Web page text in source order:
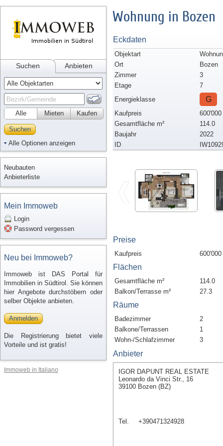
Suchen Anbieten
Alle Kaufen
Mieten
Suchen
Alle Optionen anzeigen
Neubauten
Anbieterliste
Mein Immoweb
Login
Password vergessen
Neu bei Immoweb?
Immoweb ist DAS Portal für
Immobilien in Südtirol. Sie können
hier Angebote durchstöbern oder
selber Objekte anbieten.
Anmelden
Die Registrierung bietet viele
Vorteile und ist gratis!
Immoweb in Italiano
Wohnung in Bozen
Eckdaten
Objektart
Ort
Bozen
Zimmer
3
Etage
7
Energieklasse
G
Kaufpreis
600'000
Gesamtfläche m²
114.0
Baujahr
2022
ID
Preise
Kaufpreis 600'000
Flächen
Gesamtfläche m²
114.0
Balkon/Terrasse m²
27.3
Räume
Badezimmer
2
Balkone/Terrassen
1
Wohn-/Schlafzimmer
3
Anbieter
IGOR DAPUNT REAL ESTATE
Leonardo da Vinci Str., 16
39100 Bozen (BZ)
Tel. +390471324928